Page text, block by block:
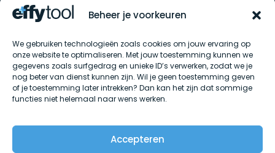
Beheer je voorkeuren
We gebruiken technologieën zoals cookies om jouw ervaring op
onze website te optimaliseren. Met jouw toestemming kunnen we
gegevens zoals surfgedrag en unieke ID’s verwerken, zodat we je
nog beter van dienst kunnen zijn. Wil je geen toestemming geven
of je toestemming later intrekken? Dan kan het zijn dat sommige
functies niet helemaal naar wens werken.
Accepteren
Btw nr: 857338298B01
Algemene voorwaarden